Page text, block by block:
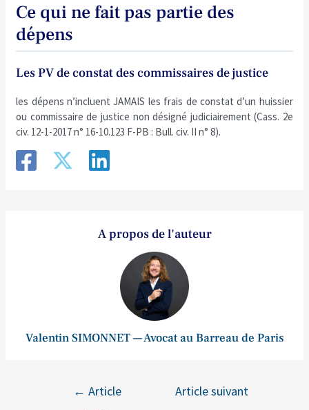
Ce qui ne fait pas partie des
dépens
Les PV de constat des commissaires de justice
les dépens n’incluent JAMAIS les frais de constat d’un huissier
ou commissaire de justice non désigné judiciairement (Cass. 2e
civ. 12-1-2017 n° 16-10.123 F-PB : Bull. civ. II n° 8).
A propos de l'auteur
Valentin SIMONNET — Avocat au Barreau de Paris
← Article
Article suivant